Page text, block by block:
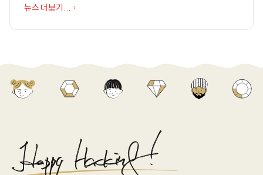
뉴스 더보기...